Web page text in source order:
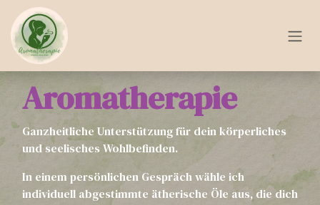
Zum Inhalt springen
Aromatherapie
Ganzheitliche Unterstützung für dein körperliches
und seelisches Wohlbefinden.
In einem persönlichen Gespräch wähle ich
individuell abgestimmte ätherische Öle aus, die dich